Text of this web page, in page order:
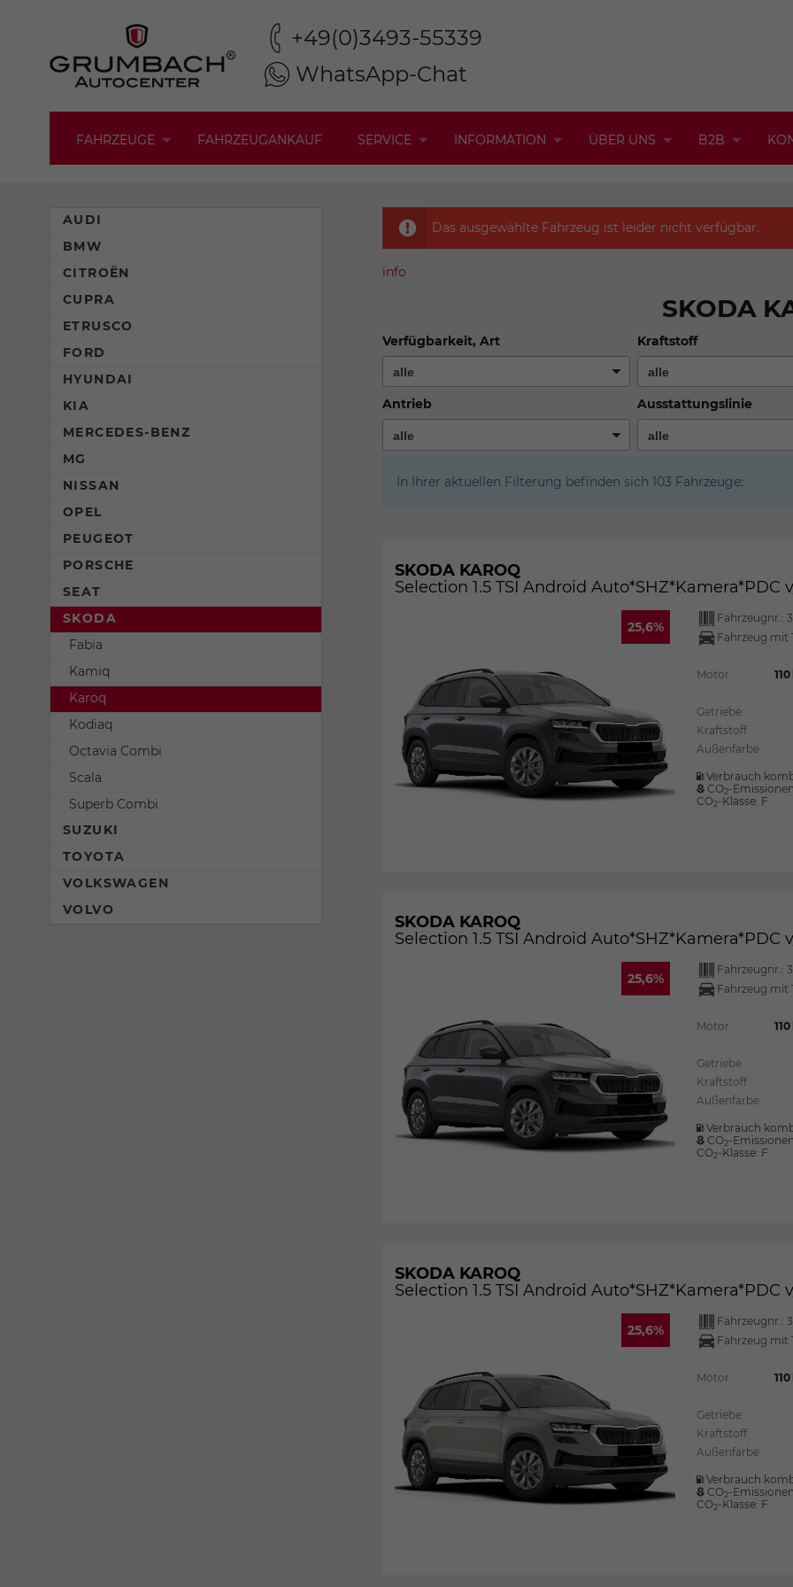
+49(0)3493-55339
WhatsApp-Chat
FAHRZEUGE FAHRZEUGANKAUF SERVICE INFORMATION ÜBER UNS B2B
Das ausgewählte Fahrzeug ist leider nicht verfügbar.
info
SKODA
Verfügbarkeit, Art Kraftstoff
Antrieb Ausstattungslinie
In Ihrer aktuellen Filterung befinden sich 103 Fahrzeuge:
SKODA KAROQ
Selection 1.5 TSI Android Auto*SHZ*Kamera*PDC
25,6%
Fahrzeugnr.:
Fahrzeug mit
Motor
Getriebe
Kraftstoff
Außenfarbe
Verbrauch
CO2-
CO2-Klasse: F
SKODA KAROQ
Selection 1.5 TSI Android Auto*SHZ*Kamera*PDC
25,6%
Fahrzeugnr.:
Fahrzeug mit
Motor
Getriebe
Kraftstoff
Außenfarbe
Verbrauch
CO2-
CO2-Klasse: F
SKODA KAROQ
Selection 1.5 TSI Android Auto*SHZ*Kamera*PDC
25,6%
Fahrzeugnr.:
Fahrzeug mit
Motor
Getriebe
Kraftstoff
Außenfarbe
Verbrauch
CO2-
CO2-Klasse: F
AUDI
BMW
CITROËN
CUPRA
ETRUSCO
FORD
HYUNDAI
KIA
MERCEDES-BENZ
MG
NISSAN
OPEL
PEUGEOT
PORSCHE
SEAT
SKODA
Fabia
Kamiq
Karoq
Kodiaq
Octavia Combi
Scala
Superb Combi
SUZUKI
TOYOTA
VOLKSWAGEN
VOLVO